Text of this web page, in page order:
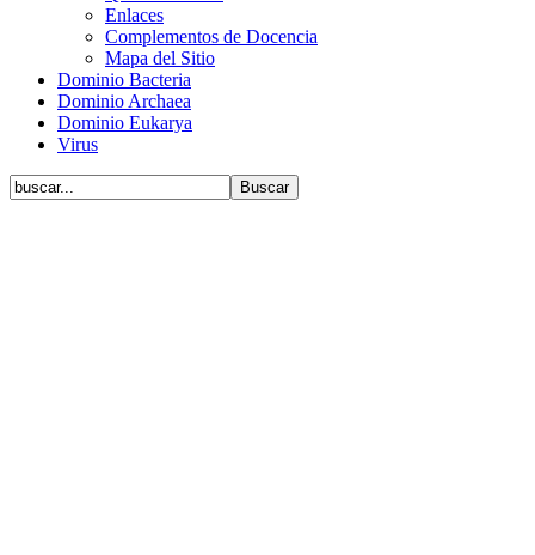
Enlaces
Complementos de Docencia
Mapa del Sitio
Dominio Bacteria
Dominio Archaea
Dominio Eukarya
Virus